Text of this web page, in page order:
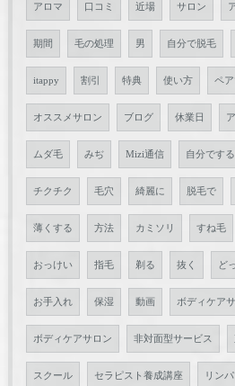
アロマ 口コミ 近場 サロン
期間 毛の処理 男 自分で脱毛
itappy 割引 特典 使い方 ペ
オススメサロン ブログ 休業日
ムダ毛 みぢ Mizi通信 自分です
チクチク 毛穴 綺麗に 脱毛で
薄くする 方法 カミソリ すね毛
おっけい 指毛 剃る 抜く ど
お手入れ 保湿 動画 ボディケア
ボディケアサロン 非対面型サービス
スクール セラピスト養成講座 リン